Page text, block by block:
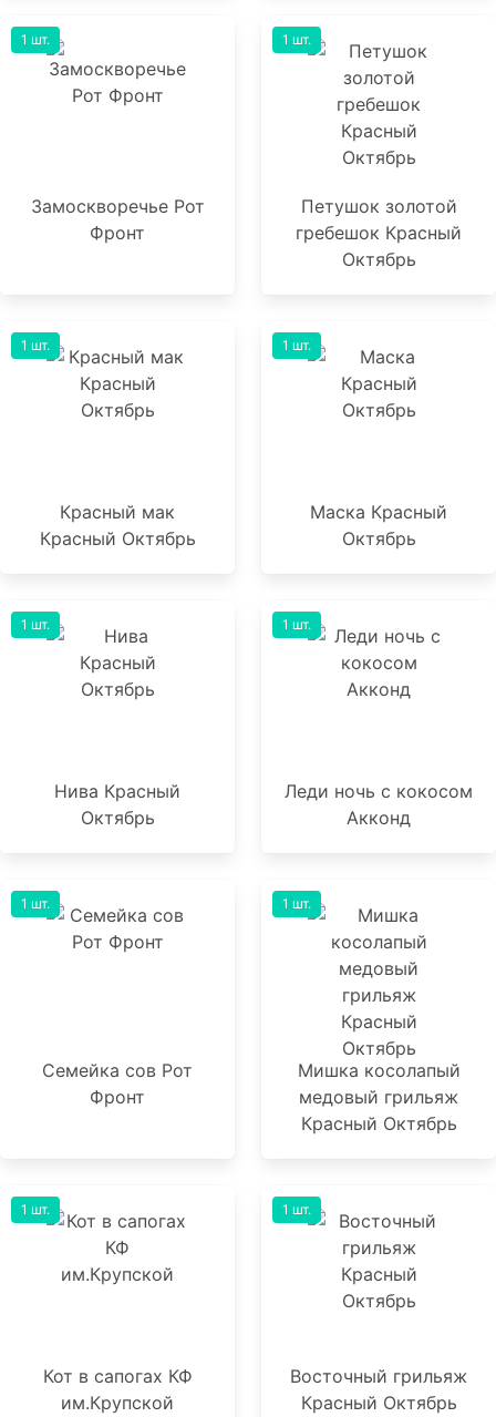
Замоскворечье Рот
Фронт
1 шт.
Петушок золотой
гребешок Красный
Октябрь
1 шт.
Красный мак
Красный Октябрь
1 шт.
Маска Красный
Октябрь
1 шт.
Нива Красный
Октябрь
1 шт.
Леди ночь с кокосом
Акконд
1 шт.
Семейка сов Рот
Фронт
1 шт.
Мишка косолапый
медовый грильяж
Красный Октябрь
1 шт.
Кот в сапогах КФ
им.Крупской
1 шт.
Восточный грильяж
Красный Октябрь
1 шт.